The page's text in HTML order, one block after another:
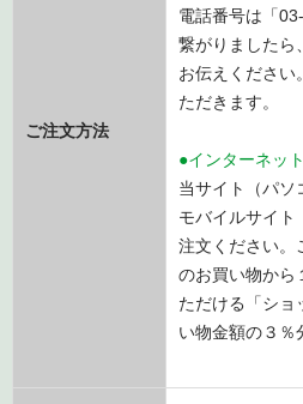
ご注文方法
電話番号は「
繋がりましたら
お伝えください
ただきます。
●インターネッ
当サイト（パソ
モバイルサイト
注文ください。
のお買い物から
ただける「ショ
い物金額の３％